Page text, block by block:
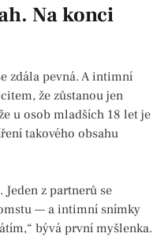
Na konci
zdála pevná. A intimní
že zůstanou jen
u osob mladších 18 let je
takového obsahu
z partnerů se
— a intimní snímky
bývá první myšlenka.